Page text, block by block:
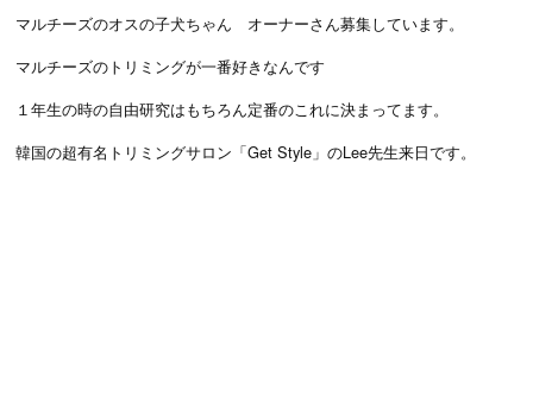
マルチーズのオスの子犬ちゃん オーナーさん募集しています。
マルチーズのトリミングが一番好きなんです
１年生の時の自由研究はもちろん定番のこれに決まってます。
韓国の超有名トリミングサロン「Get Style」のLee先生来日です。